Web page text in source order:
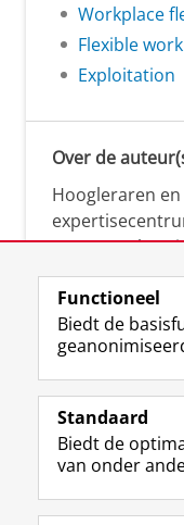
Workplace
Flexible
Exploitation
Over de
Hoogleraren
samenwerken,
diversiteit,
Over deze blog
Via deze blog
(actuele)
praktische,
Functioneel
Biedt de
Standaard
Biedt de
van onder